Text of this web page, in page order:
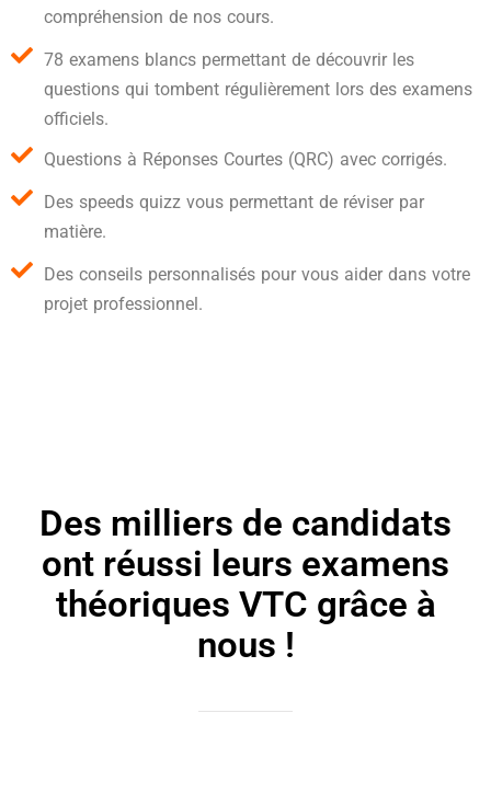
compréhension de nos cours.
78 examens blancs permettant de découvrir les
questions qui tombent régulièrement lors des examens
officiels.
Questions à Réponses Courtes (QRC) avec corrigés.
Des speeds quizz vous permettant de réviser par
matière.
Des conseils personnalisés pour vous aider dans votre
projet professionnel.
Des milliers de candidats
ont réussi leurs examens
théoriques VTC grâce à
nous !